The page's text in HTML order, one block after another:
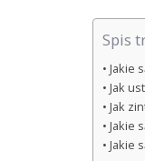
Spis
Jakie
Jak
Jak
Jakie
Jakie